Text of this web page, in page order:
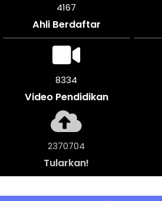
4629
Ahli Berdaftar
9258
Video Pendidikan
2633736
Tularkan!